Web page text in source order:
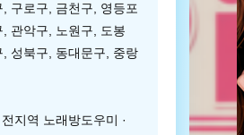
, 구로구, 금천구, 영등포
, 관악구, 노원구, 도봉
, 성북구, 동대문구, 중랑
지역 노래방도우미 ·